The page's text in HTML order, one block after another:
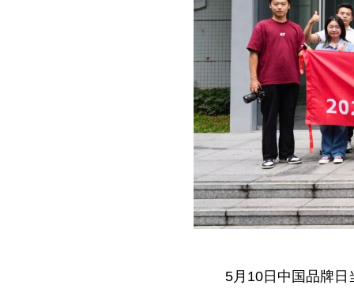
5月10日中国品牌